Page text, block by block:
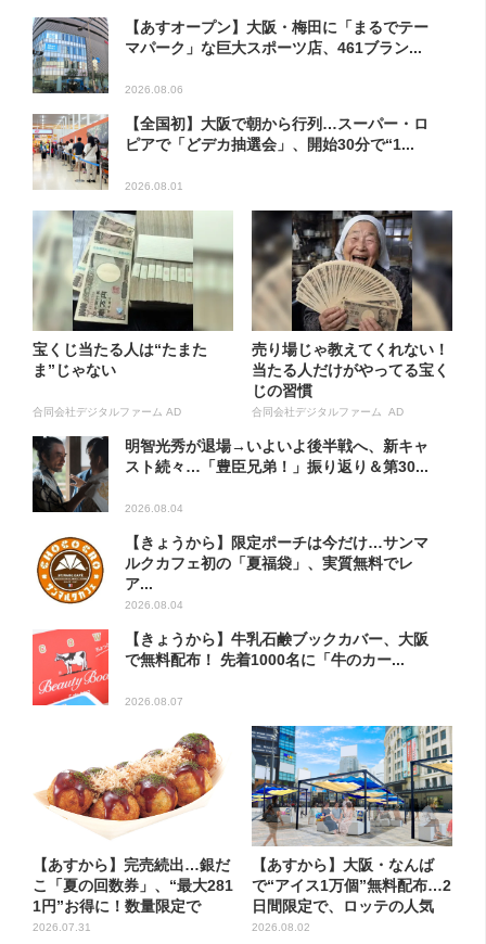
【あすオープン】大阪・梅田に「まるでテー
マパーク」な巨大スポーツ店、461ブラン...
2026.08.06
【全国初】大阪で朝から行列…スーパー・ロ
ピアで「どデカ抽選会」、開始30分で“1...
2026.08.01
宝くじ当たる人は“たまた
ま”じゃない
合同会社デジタルファーム AD
売り場じゃ教えてくれない！
当たる人だけがやってる宝く
じの習慣
合同会社デジタルファーム AD
明智光秀が退場→いよいよ後半戦へ、新キャ
スト続々…「豊臣兄弟！」振り返り＆第30...
2026.08.04
【きょうから】限定ポーチは今だけ…サンマ
ルクカフェ初の「夏福袋」、実質無料でレ
ア...
2026.08.04
【きょうから】牛乳石鹸ブックカバー、大阪
で無料配布！ 先着1000名に「牛のカー...
2026.08.07
【あすから】完売続出…銀だ
こ「夏の回数券」、“最大281
1円”お得に！数量限定で
2026.07.31
【あすから】大阪・なんば
で“アイス1万個”無料配布…2
日間限定で、ロッテの人気
商...
2026.08.02